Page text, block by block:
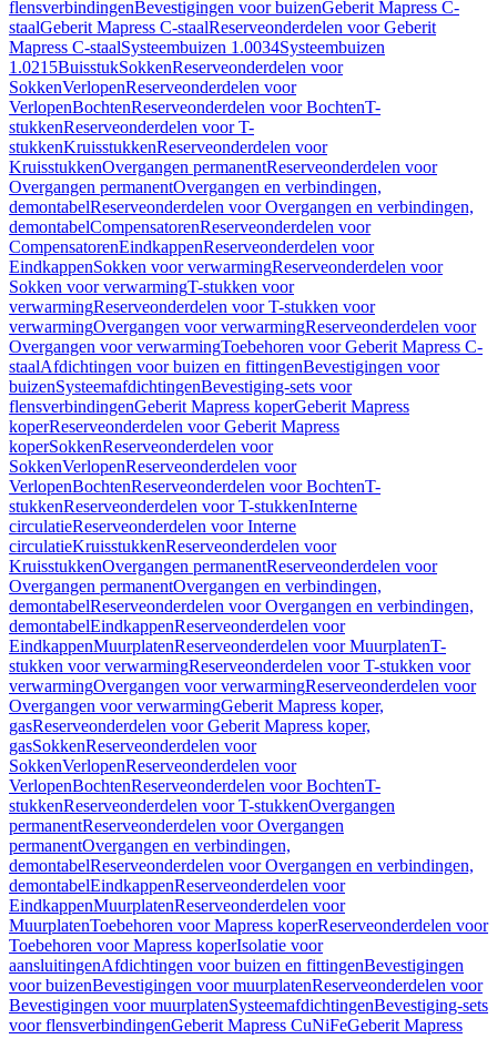
flensverbindingenBevestigingen voor buizenGeberit Mapress C-
staalGeberit Mapress C-staalReserveonderdelen voor Geberit
Mapress C-staalSysteembuizen 1.0034Systeembuizen
1.0215BuisstukSokkenReserveonderdelen voor
SokkenVerlopenReserveonderdelen voor
VerlopenBochtenReserveonderdelen voor BochtenT-
stukkenReserveonderdelen voor T-
stukkenKruisstukkenReserveonderdelen voor
KruisstukkenOvergangen permanentReserveonderdelen voor
Overgangen permanentOvergangen en verbindingen,
demontabelReserveonderdelen voor Overgangen en verbindingen,
demontabelCompensatorenReserveonderdelen voor
CompensatorenEindkappenReserveonderdelen voor
EindkappenSokken voor verwarmingReserveonderdelen voor
Sokken voor verwarmingT-stukken voor
verwarmingReserveonderdelen voor T-stukken voor
verwarmingOvergangen voor verwarmingReserveonderdelen voor
Overgangen voor verwarmingToebehoren voor Geberit Mapress C-
staalAfdichtingen voor buizen en fittingenBevestigingen voor
buizenSysteemafdichtingenBevestiging-sets voor
flensverbindingenGeberit Mapress koperGeberit Mapress
koperReserveonderdelen voor Geberit Mapress
koperSokkenReserveonderdelen voor
SokkenVerlopenReserveonderdelen voor
VerlopenBochtenReserveonderdelen voor BochtenT-
stukkenReserveonderdelen voor T-stukkenInterne
circulatieReserveonderdelen voor Interne
circulatieKruisstukkenReserveonderdelen voor
KruisstukkenOvergangen permanentReserveonderdelen voor
Overgangen permanentOvergangen en verbindingen,
demontabelReserveonderdelen voor Overgangen en verbindingen,
demontabelEindkappenReserveonderdelen voor
EindkappenMuurplatenReserveonderdelen voor MuurplatenT-
stukken voor verwarmingReserveonderdelen voor T-stukken voor
verwarmingOvergangen voor verwarmingReserveonderdelen voor
Overgangen voor verwarmingGeberit Mapress koper,
gasReserveonderdelen voor Geberit Mapress koper,
gasSokkenReserveonderdelen voor
SokkenVerlopenReserveonderdelen voor
VerlopenBochtenReserveonderdelen voor BochtenT-
stukkenReserveonderdelen voor T-stukkenOvergangen
permanentReserveonderdelen voor Overgangen
permanentOvergangen en verbindingen,
demontabelReserveonderdelen voor Overgangen en verbindingen,
demontabelEindkappenReserveonderdelen voor
EindkappenMuurplatenReserveonderdelen voor
MuurplatenToebehoren voor Mapress koperReserveonderdelen voor
Toebehoren voor Mapress koperIsolatie voor
aansluitingenAfdichtingen voor buizen en fittingenBevestigingen
voor buizenBevestigingen voor muurplatenReserveonderdelen voor
Bevestigingen voor muurplatenSysteemafdichtingenBevestiging-sets
voor flensverbindingenGeberit Mapress CuNiFeGeberit Mapress